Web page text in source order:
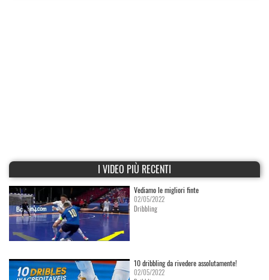
I VIDEO PIÙ RECENTI
Vediamo le migliori finte
02/05/2022
Dribbling
10 dribbling da rivedere assolutamente!
02/05/2022